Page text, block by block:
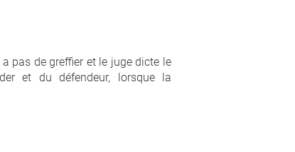
pas de greffier et le juge dicte le
et du défendeur, lorsque la